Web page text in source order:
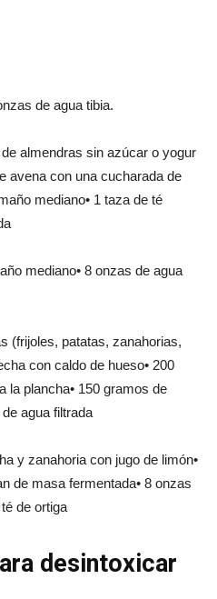
de agua tibia.
almendras sin azúcar o yogur
avena con una cucharada de
mediano• 1 taza de té
mediano• 8 onzas de agua
(frijoles, patatas, zanahorias,
con caldo de hueso• 200
la plancha• 150 gramos de
agua filtrada
y zanahoria con jugo de limón•
de masa fermentada• 8 onzas
de ortiga
desintoxicar